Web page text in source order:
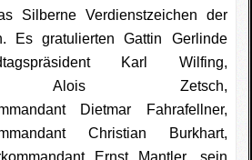
Silberne Verdienstzeichen der
Es gratulierten Gattin Gerlinde
Karl Wilfing,
Alois Zetsch,
Dietmar Fahrafellner,
Christian Burkhart,
Ernst Mantler, sein